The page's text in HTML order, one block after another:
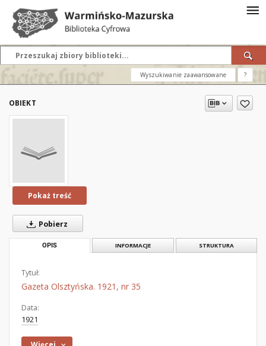
Wyszukiwanie zaawansowane ?
OBIEKT
Pokaż treść
Pobierz
OPIS INFORMACJE STRUKTURA
Tytuł:
Gazeta Olsztyńska. 1921, nr 35
Data:
1921